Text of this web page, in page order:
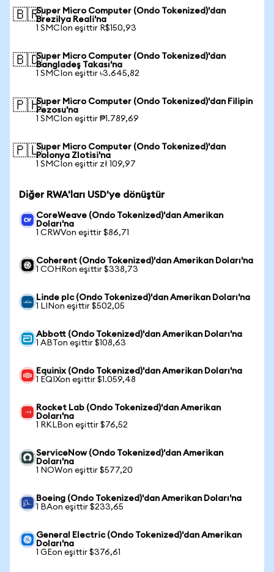
🇧🇷Super Micro Computer (Ondo Tokenized)'dan
Brezilya Reali'na
1 SMCIon eşittir R$150,93
🇧🇩Super Micro Computer (Ondo Tokenized)'dan
Bangladeş Takası'na
1 SMCIon eşittir ৳3.645,82
🇵🇭Super Micro Computer (Ondo Tokenized)'dan Filipin
Pezosu'na
1 SMCIon eşittir ₱1.789,69
🇵🇱Super Micro Computer (Ondo Tokenized)'dan
Polonya Zlotisi'na
1 SMCIon eşittir zł 109,97
Diğer RWA'ları USD'ye dönüştür
CoreWeave (Ondo Tokenized)'dan Amerikan
Doları'na
1 CRWVon eşittir $86,71
Coherent (Ondo Tokenized)'dan Amerikan Doları'na
1 COHRon eşittir $338,73
Linde plc (Ondo Tokenized)'dan Amerikan Doları'na
1 LINon eşittir $502,05
Abbott (Ondo Tokenized)'dan Amerikan Doları'na
1 ABTon eşittir $108,63
Equinix (Ondo Tokenized)'dan Amerikan Doları'na
1 EQIXon eşittir $1.059,48
Rocket Lab (Ondo Tokenized)'dan Amerikan
Doları'na
1 RKLBon eşittir $76,52
ServiceNow (Ondo Tokenized)'dan Amerikan
Doları'na
1 NOWon eşittir $577,20
Boeing (Ondo Tokenized)'dan Amerikan Doları'na
1 BAon eşittir $233,65
General Electric (Ondo Tokenized)'dan Amerikan
Doları'na
1 GEon eşittir $376,61